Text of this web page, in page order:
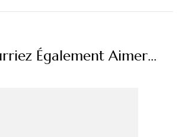
Également Aimer...